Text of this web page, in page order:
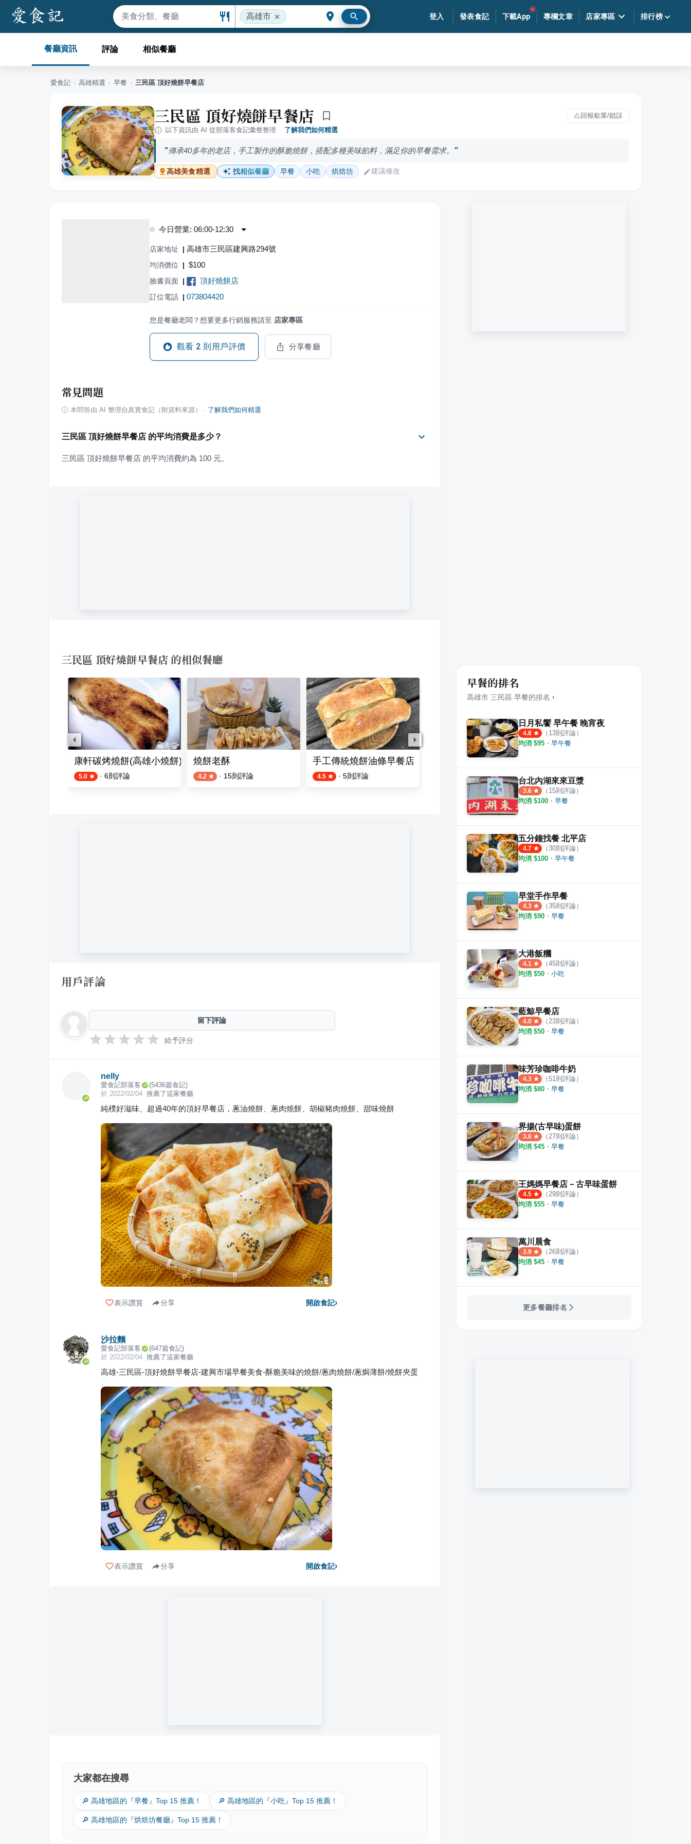
高雄市 登入 發表食記 下載App 專欄文章 店家專區 排行榜
餐廳資訊 評論 相似餐廳
愛食記 › 高雄精選 › 早餐 › 三民區 頂好燒餅早餐店
三民區 頂好燒餅早餐店
回報歇業/錯誤
以下資訊由 AI 從部落客食記彙整整理 · 了解我們如何精選
傳承40多年的老店，手工製作的酥脆燒餅，搭配多種美味餡料，滿足你的早餐需求。
高雄美食精選 找相似餐廳 早餐 小吃 烘焙坊 建議修改
今日營業: 06:00-12:30
店家地址 | 高雄市三民區建興路294號
均消價位 | $100
臉書頁面 | 頂好燒餅店
訂位電話 | 073804420
您是餐廳老闆？想要更多行銷服務請至 店家專區
觀看 2 則用戶評價 分享餐廳
常見問題
ⓘ 本問答由 AI 整理自真實食記（附資料來源） · 了解我們如何精選
三民區 頂好燒餅早餐店 的平均消費是多少？
三民區 頂好燒餅早餐店 的平均消費約為 100 元。
三民區 頂好燒餅早餐店 的相似餐廳
餐店（粉漿蛋餅）康軒碳烤燒餅(高雄小燒餅)
5.0 · 6則評論
燒餅老酥
4.2 · 15則評論
手工傳統燒餅油條早餐店
4.5 · 5則評論 23則評論 4.2 ·11
用戶評論
留下評論
給予評分
nelly
愛食記部落客 (5436篇食記)
於 2022/02/04 推薦了這家餐廳
純樸好滋味、超過40年的頂好早餐店，蔥油燒餅、蔥肉燒餅、胡椒豬肉燒餅、甜味燒餅
表示讚賞 分享 開啟食記›
沙拉麵
愛食記部落客 (647篇食記)
於 2022/02/04 推薦了這家餐廳
高雄-三民區-頂好燒餅早餐店-建興市場早餐美食-酥脆美味的燒餅/蔥肉燒餅/蔥焗薄餅/燒餅夾蛋
表示讚賞 分享 開啟食記›
大家都在搜尋
🔎 高雄地區的『早餐』Top 15 推薦！ 🔎 高雄地區的『小吃』Top 15 推薦！
🔎 高雄地區的『烘焙坊餐廳』Top 15 推薦！
早餐的排名
高雄市 三民區 早餐的排名 ›
日月私饗 早午餐 晚宵夜
4.8 （ 13則評論）
均消 $95 ・ 早午餐
台北內湖來來豆漿
3.6 （ 15則評論）
均消 $100 ・ 早餐
五分鐘找餐 北平店
4.7 （30則評論）
均消 $100 ・ 早午餐
早堂手作早餐
4.3 （35則評論）
均消 $90 ・ 早餐
大港飯糰
4.1 （45則評論）
均消 $50 ・ 小吃
藍鯨早餐店
4.0 （ 23則評論）
均消 $50 ・ 早餐
味芳珍咖啡牛奶
4.3 （51 則評論）
均消 $80 ・ 早餐
界揚(古早味)蛋餅
3.6 （ 27則評論）
均消 $45 ・ 早餐
王媽媽早餐店－古早味蛋餅
4.5 （ 29則評論）
均消 $55 ・ 早餐
萬川晨食
3.9 （ 26則評論）
均消 $45 ・ 早餐
更多餐廳排名